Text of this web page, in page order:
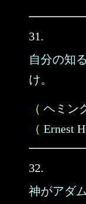
31.
自分の知
け。
（ ヘミン
（ Ernest
32.
神がアダ